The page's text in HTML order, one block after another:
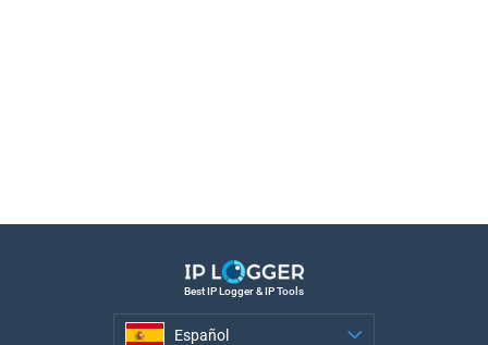
Best IP Logger & IP Tools
Español